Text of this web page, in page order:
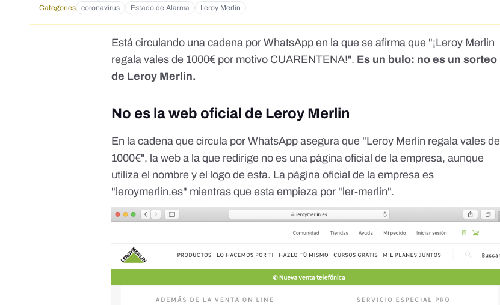
Categories
coronavirus Estado de Alarma Leroy Merlin
Está circulando una cadena por WhatsApp en la que se afirma que "¡Leroy Merlin
regala vales de 1000€ por motivo CUARENTENA!". Es un bulo: no es un sorteo
de Leroy Merlin.
No es la web oficial de Leroy Merlin
En la cadena que circula por WhatsApp asegura que "Leroy Merlin regala vales de
1000€", la web a la que redirige no es una página oficial de la empresa, aunque
utiliza el nombre y el logo de esta. La página oficial de la empresa es
" leroymerlin.es" mientras que esta empieza por "ler-merlin".